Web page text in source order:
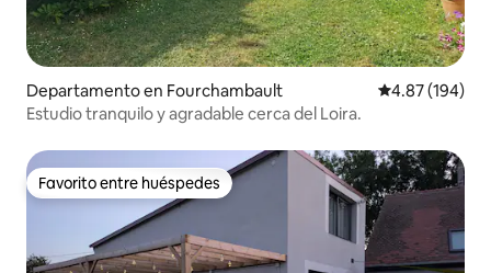
Departamento en Fourchambault Calificación
4.87 (194)
Estudio tranquilo y agradable cerca del Loira.
Favorito entre huéspedes
Favorito entre huéspedes